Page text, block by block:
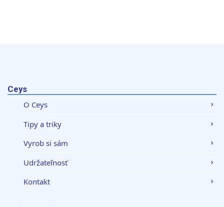
Ceys
O Ceys
Tipy a triky
Vyrob si sám
Udržateľnosť
Kontakt